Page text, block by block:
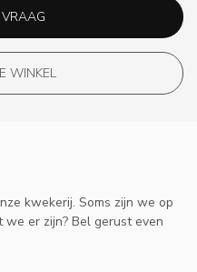
WINKEL
kwekerij. Soms zijn we op
er zijn? Bel gerust even